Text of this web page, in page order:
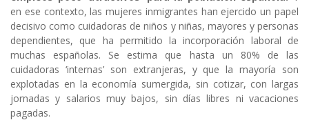
en ese contexto, las mujeres inmigrantes han ejercido un papel
decisivo como cuidadoras de niños y niñas, mayores y personas
dependientes, que ha permitido la incorporación laboral de
muchas españolas. Se estima que hasta un 80% de las
cuidadoras ‘internas’ son extranjeras, y que la mayoría son
explotadas en la economía sumergida, sin cotizar, con largas
jornadas y salarios muy bajos, sin días libres ni vacaciones
pagadas.